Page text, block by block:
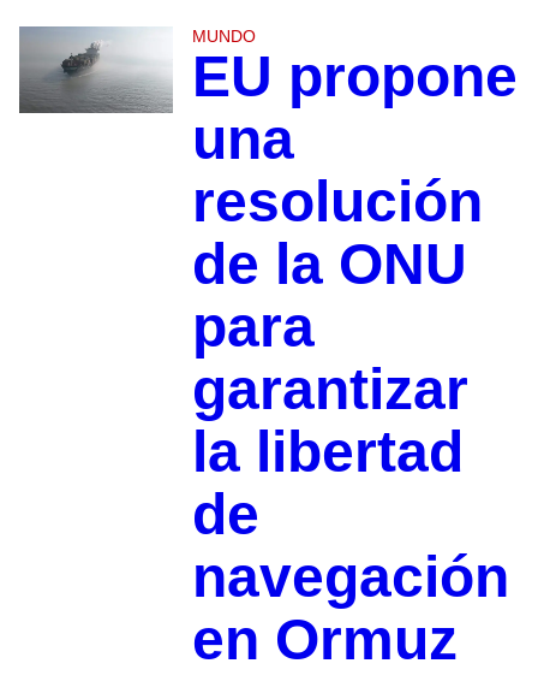
MUNDO
EU propone
una
resolución
de la ONU
para
garantizar
la libertad
de
navegación
en Ormuz